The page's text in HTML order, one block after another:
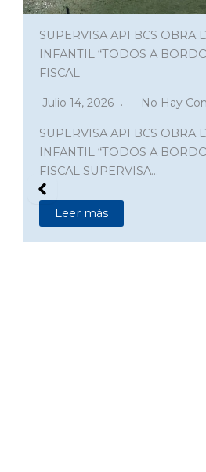
SUPERVISA API BCS OBRA
INFANTIL “TODOS A
FISCAL
Julio 14, 2026 No Hay
SUPERVISA API BCS OBRA
INFANTIL “TODOS A
FISCAL SUPERVISA…
Leer más